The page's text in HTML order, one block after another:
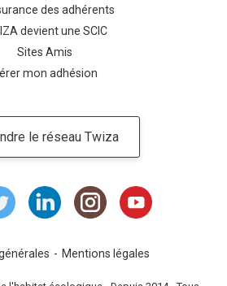
des adhérents
devient une SCIC
Sites Amis
mon adhésion
le réseau Twiza
Mentions légales